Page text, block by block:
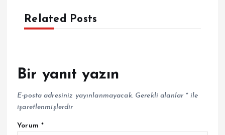
Related Posts
Bir yanıt yazın
E-posta adresiniz yayınlanmayacak. Gerekli alanlar *ile
işaretlenmişlerdir
Yorum *